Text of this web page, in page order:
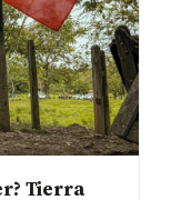
Tierra